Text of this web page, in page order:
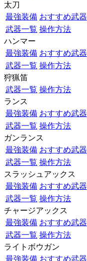
太刀
最強装備 おすすめ武器
武器一覧 操作方法
ハンマー
最強装備 おすすめ武器
武器一覧 操作方法
狩猟笛
武器一覧 操作方法
ランス
最強装備 おすすめ武器
武器一覧 操作方法
ガンランス
最強装備 おすすめ武器
武器一覧 操作方法
スラッシュアックス
最強装備 おすすめ武器
武器一覧 操作方法
チャージアックス
最強装備 おすすめ武器
武器一覧 操作方法
ライトボウガン
最強装備 おすすめ武器